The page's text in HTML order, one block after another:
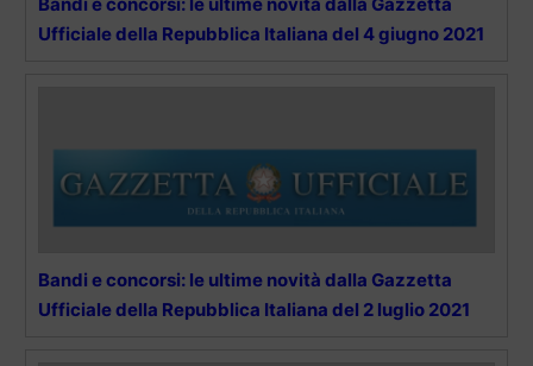
Ufficiale della Repubblica Italiana del 4 giugno 2021
Bandi e concorsi: le ultime novità dalla Gazzetta
Ufficiale della Repubblica Italiana del 2 luglio 2021